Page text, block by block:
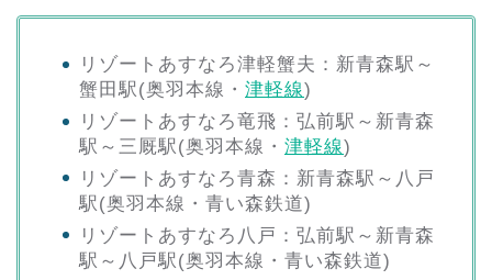
リゾートあすなろ津軽蟹夫：新青森駅～
蟹田駅(奥羽本線・ 津軽線)
リゾートあすなろ竜飛：弘前駅～新青森
駅～三厩駅(奥羽本線・ 津軽線)
リゾートあすなろ青森：新青森駅～八戸
駅(奥羽本線・青い森鉄道)
リゾートあすなろ八戸：弘前駅～新青森
駅～八戸駅(奥羽本線・青い森鉄道)